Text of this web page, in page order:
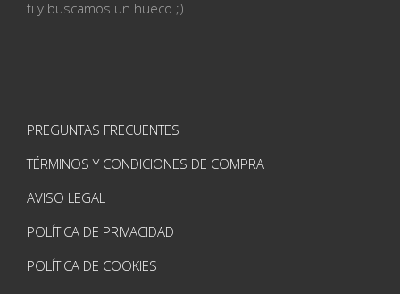
ti y buscamos un hueco ;)
PREGUNTAS FRECUENTES
TÉRMINOS Y CONDICIONES DE COMPRA
AVISO LEGAL
POLÍTICA DE PRIVACIDAD
POLÍTICA DE COOKIES